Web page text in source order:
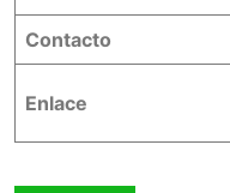
Contacto
Enlace